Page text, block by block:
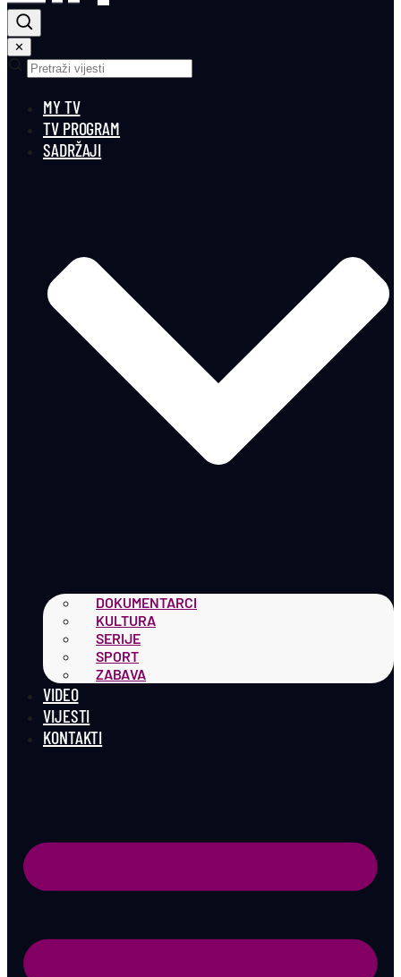
✕
MY TV
TV PROGRAM
SADRŽAJI
DOKUMENTARCI
KULTURA
SERIJE
SPORT
ZABAVA
VIDEO
VIJESTI
KONTAKTI